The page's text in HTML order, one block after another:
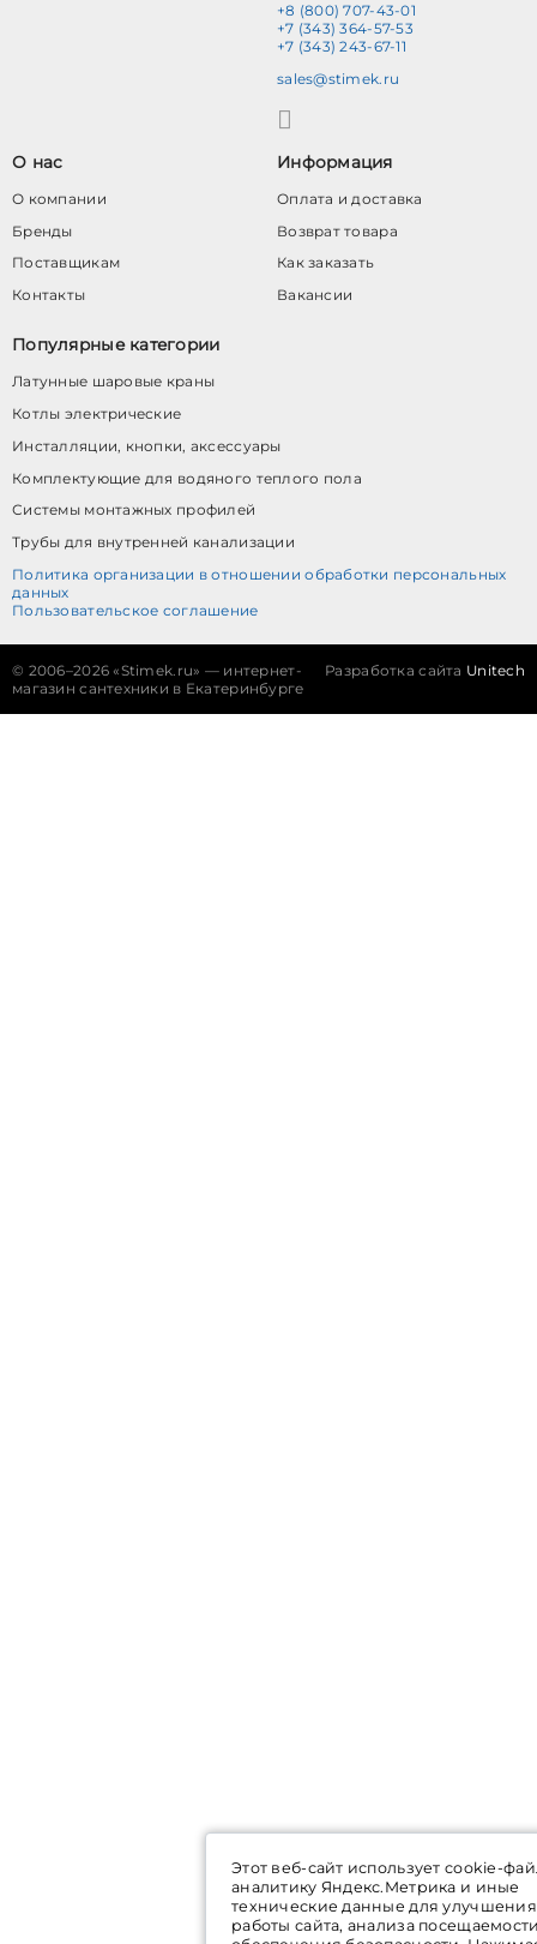
+8 (800) 707-43-01
+7 (343) 364-57-53
+7 (343) 243-67-11
sales@stimek.ru
О нас
О компании
Бренды
Поставщикам
Контакты
Информация
Оплата и доставка
Возврат товара
Как заказать
Вакансии
Популярные категории
Латунные шаровые краны
Котлы электрические
Инсталляции, кнопки, аксессуары
Комплектующие для водяного теплого пола
Системы монтажных профилей
Трубы для внутренней канализации
Политика организации в отношении обработки персональных
данных
Пользовательское соглашение
© 2006–2026 «Stimek.ru» — интернет-
магазин сантехники в Екатеринбурге
Разработка сайта Unitech
Этот веб-сайт использует cookie-
аналитику Яндекс.Метрика и иные
технические данные для улучшения
работы сайта, анализа